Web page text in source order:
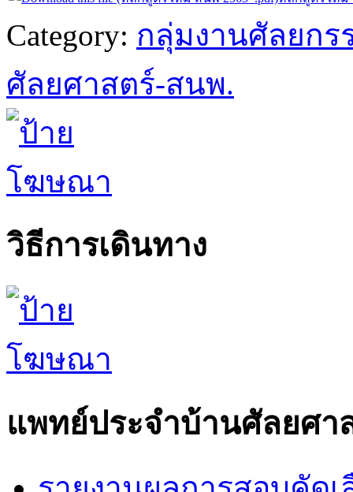
Category: กลุ่มงานศัลยกร
ศัลยศาสตร์-สนพ.
วิธีการเดินทาง
แพทย์ประจำบ้านศัลยศา